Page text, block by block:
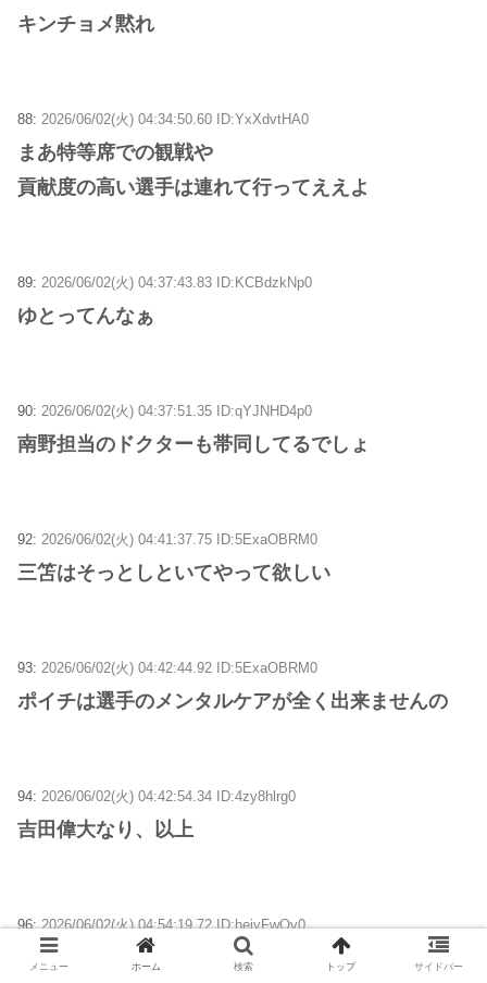
キンチョメ黙れ
88: 2026/06/02(火) 04:34:50.60 ID:YxXdvtHA0
まあ特等席での観戦や
貢献度の高い選手は連れて行ってええよ
89: 2026/06/02(火) 04:37:43.83 ID:KCBdzkNp0
ゆとってんなぁ
90: 2026/06/02(火) 04:37:51.35 ID:qYJNHD4p0
南野担当のドクターも帯同してるでしょ
92: 2026/06/02(火) 04:41:37.75 ID:5ExaOBRM0
三笘はそっとしといてやって欲しい
93: 2026/06/02(火) 04:42:44.92 ID:5ExaOBRM0
ポイチは選手のメンタルケアが全く出来ませんの
94: 2026/06/02(火) 04:42:54.34 ID:4zy8hlrg0
吉田偉大なり、以上
96:2026/06/02(火) 04:54:19.72 ID:hejyFwOv0
空気清浄機さんは活躍したの？
メニュー ホーム 検索 トップ サイドバー